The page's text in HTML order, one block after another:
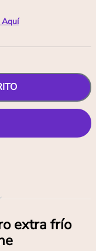
extra frío